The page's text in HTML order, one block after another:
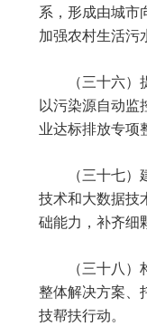
系，形成由城市
加强农村生活污
（三十六
以污染源自动监
业达标排放专项
（三十七
技术和大数据技
础能力，补齐细
（三十八
整体解决方案、
技帮扶行动。